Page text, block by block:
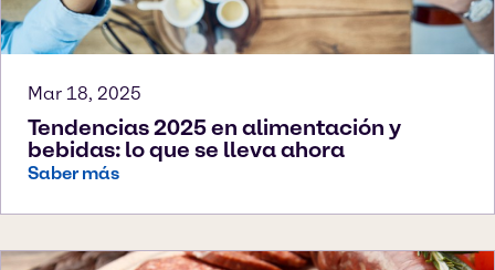
Mar 18, 2025
Tendencias 2025 en alimentación y
bebidas: lo que se lleva ahora
Saber más